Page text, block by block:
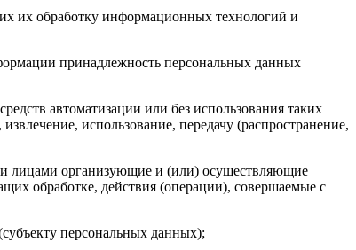
их обработку информационных технологий и
принадлежность персональных данных
автоматизации или без использования таких
использование, передачу (распространение,
лицами организующие и (или) осуществляющие
обработке, действия (операции), совершаемые с
персональных данных);